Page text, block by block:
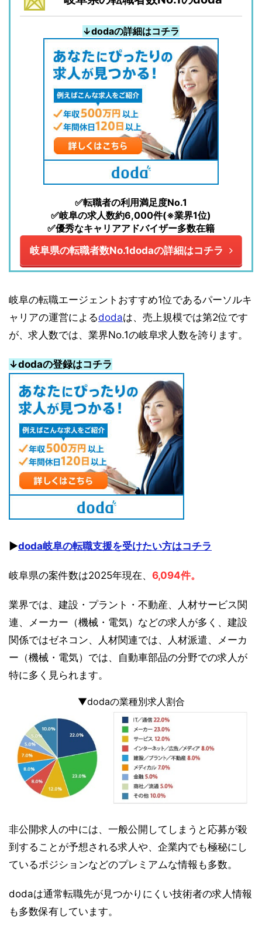
↓dodaの詳細はコチラ
✅転職者の利用満足度No.1
✅岐阜の求人数約6,000件(※業界1位)
✅優秀なキャリアアドバイザー多数在籍
岐阜県の転職者数No.1dodaの詳細はコチラ
岐阜の転職エージェントおすすめ1位であるパーソルキ
ャリアの運営によるdodaは、売上規模では第2位です
が、求人数では、業界No.1の岐阜求人数を誇ります。
↓dodaの登録はコチラ
▶︎doda岐阜の転職支援を受けたい方はコチラ
岐阜県の案件数は2025年現在、 6,094件。
業界では、建設・プラント・不動産、人材サービス関
連、メーカー（機械・電気）などの求人が多く、建設
関係ではゼネコン、人材関連では、人材派遣、メーカ
ー（機械・電気）では、自動車部品の分野での求人が
特に多く見られます。
▼dodaの業種別求人割合
非公開求人の中には、一般公開してしまうと応募が殺
到することが予想される求人や、企業内でも極秘にし
ているポジションなどのプレミアムな情報も多数。
dodaは通常転職先が見つかりにくい技術者の求人情報
も多数保有しています。